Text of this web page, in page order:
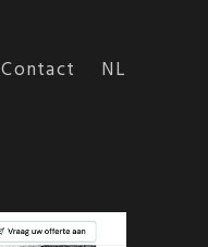
Contact NL